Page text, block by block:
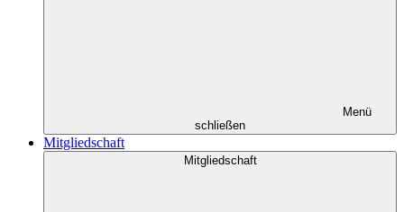
Menü
schließen
Mitgliedschaft
Mitgliedschaft